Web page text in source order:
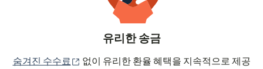
유리한 송금
숨겨진 수수료 (새 창에서 열림)
없이 유리한 환율 혜택을 지속적으로 제공